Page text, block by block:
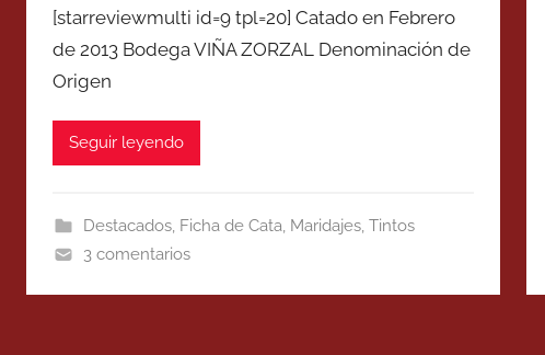
[starreviewmulti id=9 tpl=20] Catado en Febrero
de 2013 Bodega VIÑA ZORZAL Denominación de
Origen
Seguir leyendo
Destacados, Ficha de Cata, Maridajes, Tintos
3 comentarios